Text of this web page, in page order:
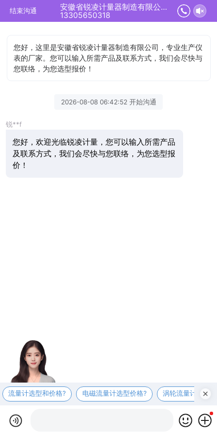
结束沟通
安徽省锐凌计量器制造有限公司正在为您服务
13305650318
您好，这里是安徽省锐凌计量器制造有限公司，专业生产仪
表的厂家。您可以输入所需产品及联系方式，我们会尽快与
您联络，为您选型报价！
2026-08-08 06:42:52 开始沟通
锐**f
您好，欢迎光临锐凌计量，您可以输入所需产品
及联系方式，我们会尽快与您联络，为您选型报
价！
流量计选型和价格? 电磁流量计选型价格? 涡轮流量计选型